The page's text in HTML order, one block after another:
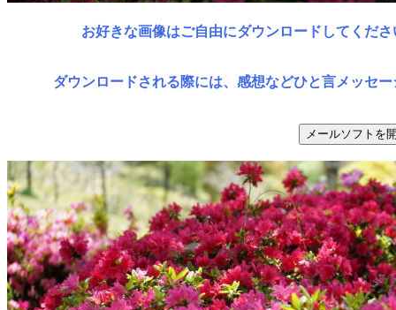
お好きな画像はご自由にダウンロードしてく
ダウンロードされる際には、感想などひと言メッセ